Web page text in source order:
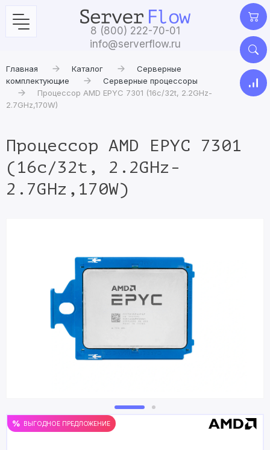
8 (800) 222-70-01
info@serverflow.ru
Главная Каталог
Серверные
комплектующие
Серверные процессоры
Процессор AMD EPYC 7301 (16c/32t, 2.2GHz-
2.7GHz,170W)
Процессор AMD EPYC 7301
(16c/32t, 2.2GHz-
2.7GHz,170W)
ВЫГОДНОЕ ПРЕДЛОЖЕНИЕ